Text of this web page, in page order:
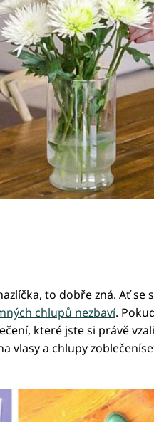
to dobře zná. Ať se
chlupů nezbaví.
které jste si právě
vlasy a chlupy